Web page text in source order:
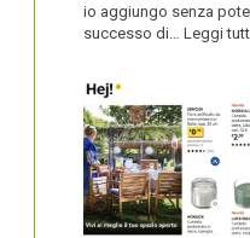
io aggiungo senza
successo di… Leggi